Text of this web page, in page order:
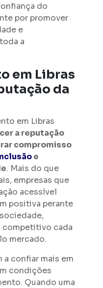
do
por promover
e
a
em Libras
da
em Libras
a reputação
compromisso
e
. Mais do que
empresas que
acessível
positiva perante
competitivo cada
mercado.
confiar mais em
condições
Quando uma